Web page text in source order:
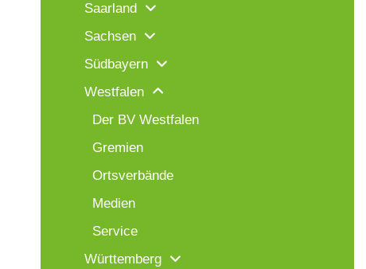
Saarland
Sachsen
Südbayern
Westfalen
Der BV Westfalen
Gremien
Ortsverbände
Medien
Service
Württemberg